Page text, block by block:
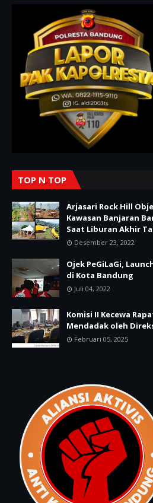
TOP N TOP
Arjasari Rock Hill
Kawasan Banjaran
Saat Liburan Akhir
Desember 23, 2022
Ojek PeGiLaGi,
di Kota Bandung
Juli 04, 2022
Komisi II Kecewa
Mendadak oleh
Februari 05, 2025